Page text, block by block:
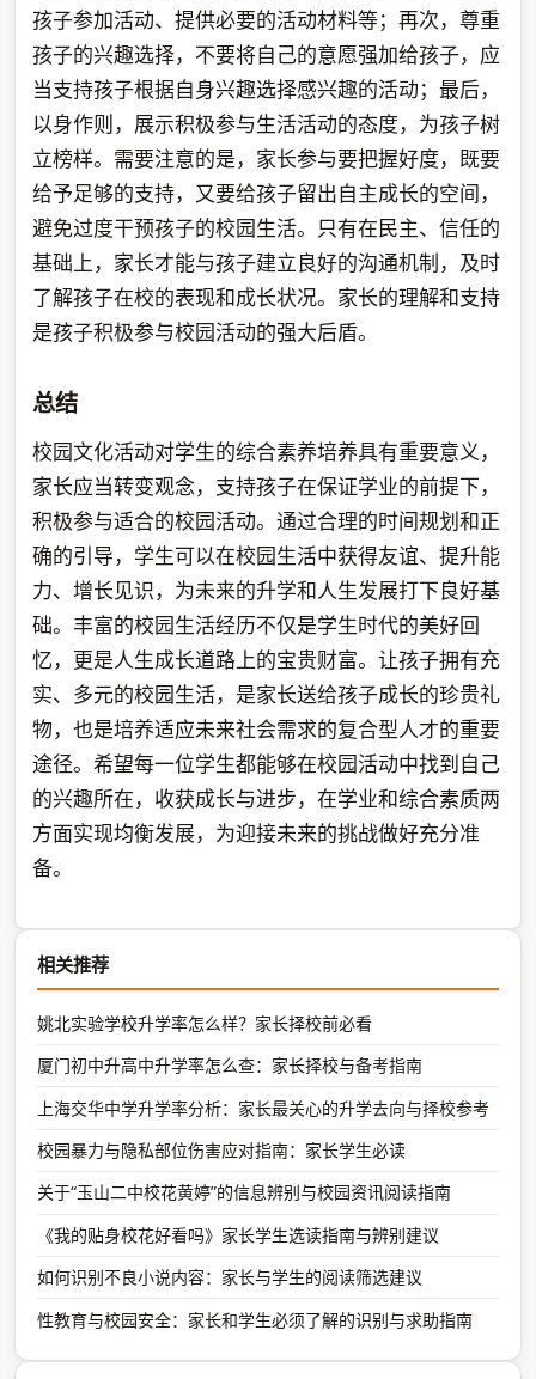
孩子参加活动、提供必要的活动材料等；再次，尊重
孩子的兴趣选择，不要将自己的意愿强加给孩子，应
当支持孩子根据自身兴趣选择感兴趣的活动；最后，
以身作则，展示积极参与生活活动的态度，为孩子树
立榜样。需要注意的是，家长参与要把握好度，既要
给予足够的支持，又要给孩子留出自主成长的空间，
避免过度干预孩子的校园生活。只有在民主、信任的
基础上，家长才能与孩子建立良好的沟通机制，及时
了解孩子在校的表现和成长状况。家长的理解和支持
是孩子积极参与校园活动的强大后盾。
总结
校园文化活动对学生的综合素养培养具有重要意义，
家长应当转变观念，支持孩子在保证学业的前提下，
积极参与适合的校园活动。通过合理的时间规划和正
确的引导，学生可以在校园生活中获得友谊、提升能
力、增长见识，为未来的升学和人生发展打下良好基
础。丰富的校园生活经历不仅是学生时代的美好回
忆，更是人生成长道路上的宝贵财富。让孩子拥有充
实、多元的校园生活，是家长送给孩子成长的珍贵礼
物，也是培养适应未来社会需求的复合型人才的重要
途径。希望每一位学生都能够在校园活动中找到自己
的兴趣所在，收获成长与进步，在学业和综合素质两
方面实现均衡发展，为迎接未来的挑战做好充分准
备。
相关推荐
姚北实验学校升学率怎么样？家长择校前必看
厦门初中升高中升学率怎么查：家长择校与备考指南
上海交华中学升学率分析：家长最关心的升学去向与择校参考
校园暴力与隐私部位伤害应对指南：家长学生必读
关于“玉山二中校花黄婷”的信息辨别与校园资讯阅读指南
《我的贴身校花好看吗》家长学生选读指南与辨别建议
如何识别不良小说内容：家长与学生的阅读筛选建议
性教育与校园安全：家长和学生必须了解的识别与求助指南